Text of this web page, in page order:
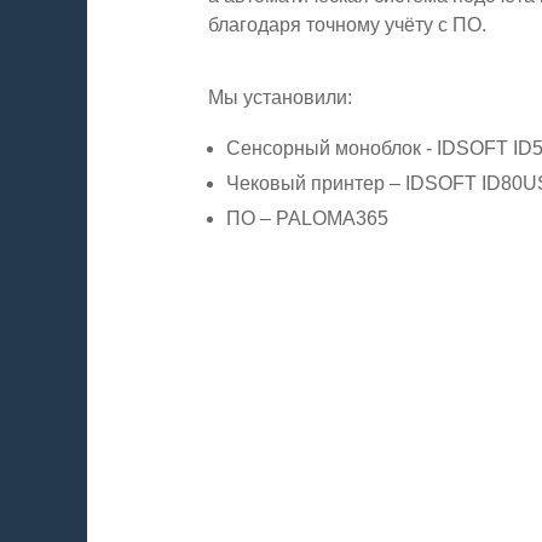
благодаря точному учёту с ПО.
Мы установили:
Сенсорный моноблок - IDSOFT
Чековый принтер – IDSOFT
ПО – PALOMA365